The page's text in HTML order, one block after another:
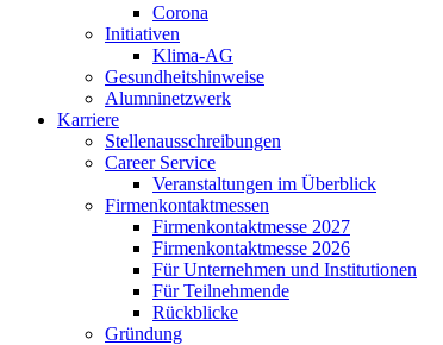
Corona
Initiativen
Klima-AG
Gesundheitshinweise
Alumninetzwerk
Karriere
Stellenausschreibungen
Career Service
Veranstaltungen im Überblick
Firmenkontaktmessen
Firmenkontaktmesse 2027
Firmenkontaktmesse 2026
Für Unternehmen und Institutionen
Für Teilnehmende
Rückblicke
Gründung